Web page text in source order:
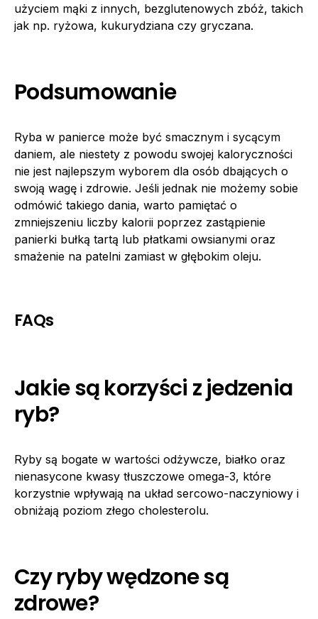
użyciem mąki z innych, bezglutenowych zbóż, takich
jak np. ryżowa, kukurydziana czy gryczana.
Podsumowanie
Ryba w panierce może być smacznym i sycącym
daniem, ale niestety z powodu swojej kaloryczności
nie jest najlepszym wyborem dla osób dbających o
swoją wagę i zdrowie. Jeśli jednak nie możemy sobie
odmówić takiego dania, warto pamiętać o
zmniejszeniu liczby kalorii poprzez zastąpienie
panierki bułką tartą lub płatkami owsianymi oraz
smażenie na patelni zamiast w głębokim oleju.
FAQs
Jakie są korzyści z jedzenia
ryb?
Ryby są bogate w wartości odżywcze, białko oraz
nienasycone kwasy tłuszczowe omega-3, które
korzystnie wpływają na układ sercowo-naczyniowy i
obniżają poziom złego cholesterolu.
Czy ryby wędzone są
zdrowe?